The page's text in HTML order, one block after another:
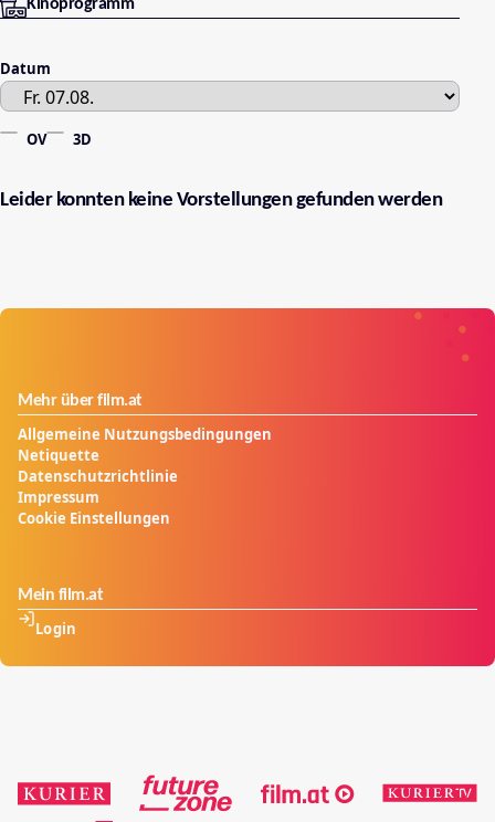
Kinoprogramm
Datum
OV 3D
Leider konnten keine Vorstellungen gefunden werden
Mehr über film.at
Allgemeine Nutzungsbedingungen
Netiquette
Datenschutzrichtlinie
Impressum
Cookie Einstellungen
Mein film.at
Login